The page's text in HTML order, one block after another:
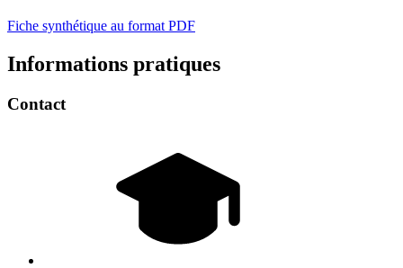
Fiche synthétique au format PDF
Informations pratiques
Contact